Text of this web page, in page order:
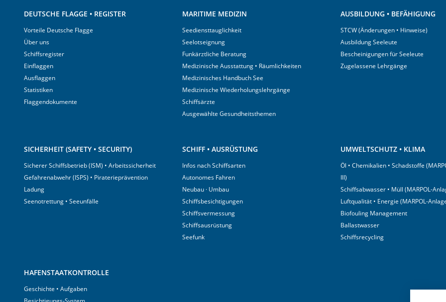
DEUTSCHE FLAGGE • REGISTER
Vorteile Deutsche Flagge
Über uns
Schiffsregister
Einflaggen
Ausflaggen
Statistiken
Flaggendokumente
MARITIME MEDIZIN
Seediensttauglichkeit
Seelotseignung
Funkärztliche Beratung
Medizinische Ausstattung • Räumlichkeiten
Medizinisches Handbuch See
Medizinische Wiederholungslehrgänge
Schiffsärzte
Ausgewählte Gesundheitsthemen
AUSBILDUNG • BEFÄHIGUNG
STCW (Änderungen • Hinweise)
Ausbildung Seeleute
Bescheinigungen für Seeleute
Zugelassene Lehrgänge
SICHERHEIT (SAFETY • SECURITY)
Sicherer Schiffsbetrieb (ISM) • Arbeitssicherheit
Gefahrenabwehr (ISPS) • Piraterieprävention
Ladung
Seenotrettung • Seeunfälle
SCHIFF • AUSRÜSTUNG
Infos nach Schiffsarten
Autonomes Fahren
Neubau · Umbau
Schiffsbesichtigungen
Schiffsvermessung
Schiffsausrüstung
Seefunk
UMWELTSCHUTZ • KLIMA
Öl • Chemikalien • Schadstoffe
III)
Schiffsabwasser • Müll (MARPOL-
Luftqualität • Energie (MARPOL-
Biofouling Management
Ballastwasser
Schiffsrecycling
HAFENSTAATKONTROLLE
Geschichte • Aufgaben